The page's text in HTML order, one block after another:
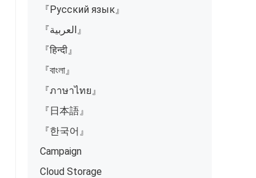
『Русский язык』
『العربية』
『हिन्दी』
『বাংলা』
『ภาษาไทย』
『日本語』
『한국어』
Campaign
Cloud Storage